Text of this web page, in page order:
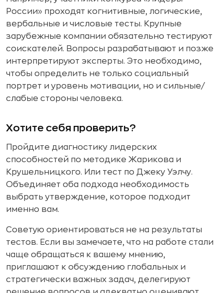
России» проходят когнитивные, логические,
вербальные и числовые тесты. Крупные
зарубежные компании обязательно тестируют
соискателей. Вопросы разрабатывают и позже
интерпретируют эксперты. Это необходимо,
чтобы определить не только социальный
портрет и уровень мотивации, но и сильные/
слабые стороны человека.
Хотите себя проверить?
Пройдите диагностику лидерских
способностей по методике Жарикова и
Крушельницкого. Или тест по Джеку Уэлчу.
Объединяет оба подхода необходимость
выбрать утверждение, которое подходит
именно вам.
Советую ориентироваться не на результаты
тестов. Если вы замечаете, что на работе стали
чаще обращаться к вашему мнению,
приглашают к обсуждению глобальных и
стратегически важных задач, делегируют